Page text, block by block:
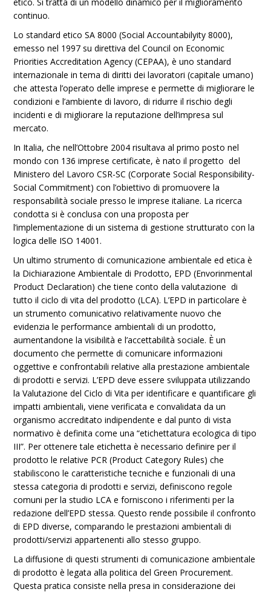
continuo.
Lo standard etico SA 8000 (Social Accountabilyity 8000),
emesso nel 1997 su direttiva del Council on Economic
Priorities Accreditation Agency (CEPAA), è uno standard
internazionale in tema di diritti dei lavoratori (capitale umano)
che attesta l’operato delle imprese e permette di migliorare le
condizioni e l’ambiente di lavoro, di ridurre il rischio degli
incidenti e di migliorare la reputazione dell’impresa sul
mercato.
In Italia, che nell’Ottobre 2004 risultava al primo posto nel
mondo con 136 imprese certificate, è nato il progetto del
Ministero del Lavoro CSR-SC (Corporate Social Responsibility-
Social Commitment) con l’obiettivo di promuovere la
responsabilità sociale presso le imprese italiane. La ricerca
condotta si è conclusa con una proposta per
l’implementazione di un sistema di gestione strutturato con la
logica delle ISO 14001.
Un ultimo strumento di comunicazione ambientale ed etica è
la Dichiarazione Ambientale di Prodotto, EPD (Envorinmental
Product Declaration) che tiene conto della valutazione di
tutto il ciclo di vita del prodotto (LCA). L’EPD in particolare è
un strumento comunicativo relativamente nuovo che
evidenzia le performance ambientali di un prodotto,
aumentandone la visibilità e l’accettabilità sociale. È un
documento che permette di comunicare informazioni
oggettive e confrontabili relative alla prestazione ambientale
di prodotti e servizi. L’EPD deve essere sviluppata utilizzando
la Valutazione del Ciclo di Vita per identificare e quantificare gli
impatti ambientali, viene verificata e convalidata da un
organismo accreditato indipendente e dal punto di vista
normativo è definita come una “etichettatura ecologica di tipo
III”. Per ottenere tale etichetta è necessario definire per il
prodotto le relative PCR (Product Category Rules) che
stabiliscono le caratteristiche tecniche e funzionali di una
stessa categoria di prodotti e servizi, definiscono regole
comuni per la studio LCA e forniscono i riferimenti per la
redazione dell’EPD stessa. Questo rende possibile il confronto
di EPD diverse, comparando le prestazioni ambientali di
prodotti/servizi appartenenti allo stesso gruppo.
La diffusione di questi strumenti di comunicazione ambientale
di prodotto è legata alla politica del Green Procurement.
Questa pratica consiste nella presa in considerazione dei